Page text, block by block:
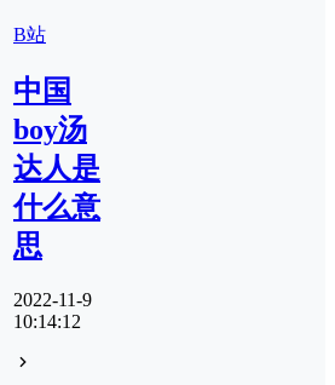
B站
中国
boy汤
达人是
什么意
思
2022-11-9
10:14:12